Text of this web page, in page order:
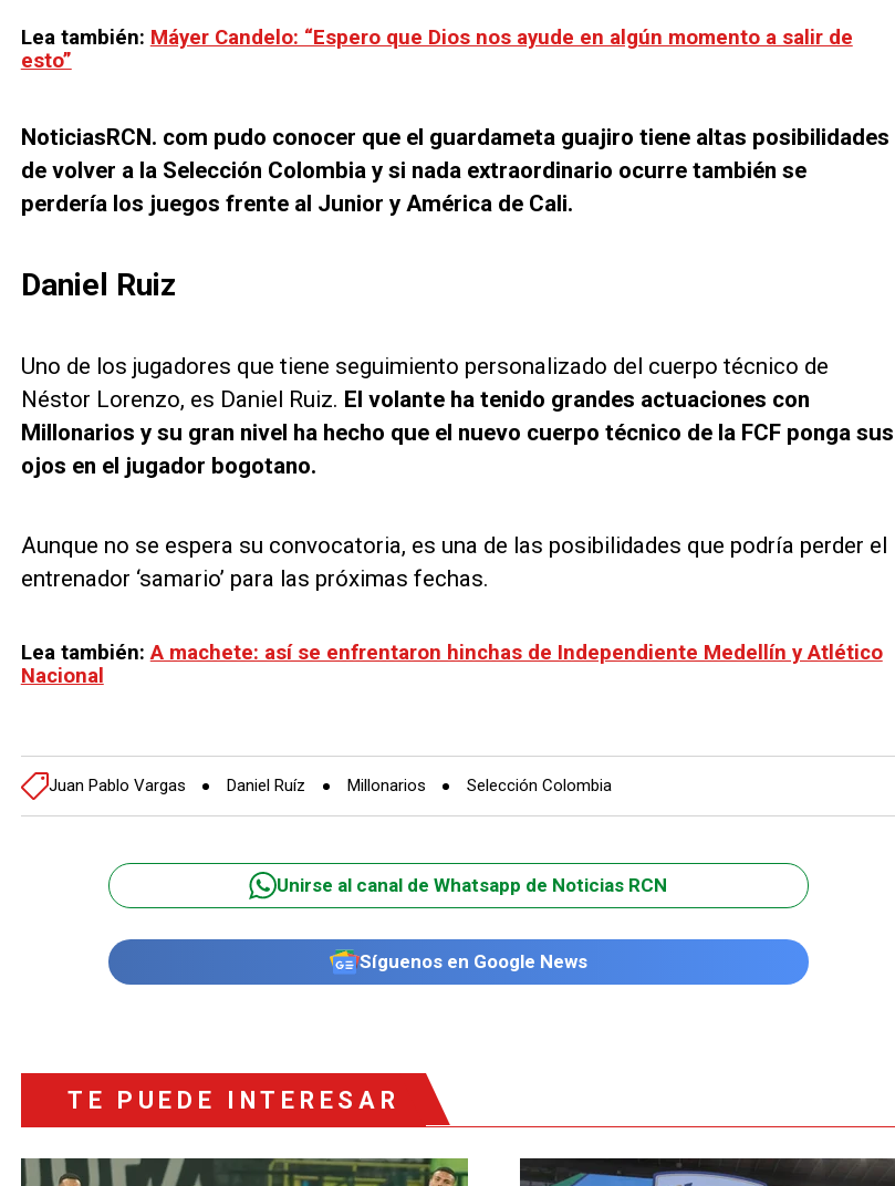
Lea también: Máyer Candelo: “Espero que Dios nos ayude en algún momento a salir de
esto”
NoticiasRCN. com pudo conocer que el guardameta guajiro tiene altas posibilidades
de volver a la Selección Colombia y si nada extraordinario ocurre también se
perdería los juegos frente al Junior y América de Cali.
Daniel Ruiz
Uno de los jugadores que tiene seguimiento personalizado del cuerpo técnico de
Néstor Lorenzo, es Daniel Ruiz. El volante ha tenido grandes actuaciones con
Millonarios y su gran nivel ha hecho que el nuevo cuerpo técnico de la FCF ponga sus
ojos en el jugador bogotano.
Aunque no se espera su convocatoria, es una de las posibilidades que podría perder el
entrenador ‘samario’ para las próximas fechas.
Lea también:A machete: así se enfrentaron hinchas de Independiente Medellín y Atlético
Nacional
Juan Pablo Vargas Daniel Ruíz Millonarios Selección Colombia
Unirse al canal de Whatsapp de Noticias RCN
Síguenos en Google News
TE PUEDE INTERESAR